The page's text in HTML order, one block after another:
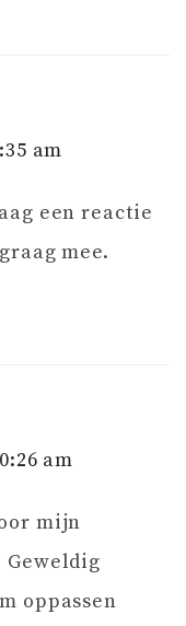
am
een reactie
mee.
am
mijn
oppassen